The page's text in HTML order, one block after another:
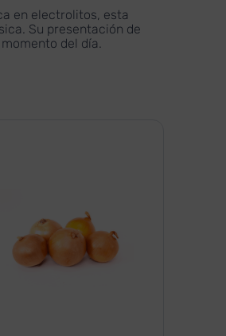
en electrolitos, esta
Su presentación de
del día.